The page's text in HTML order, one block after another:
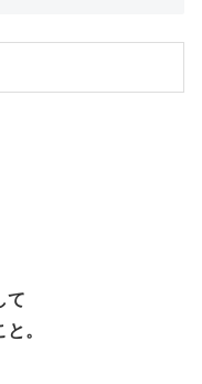
て
。